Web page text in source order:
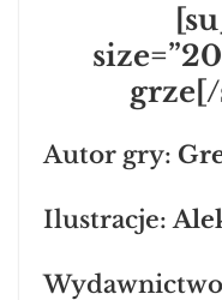
Autor gry:
Ilustracje: